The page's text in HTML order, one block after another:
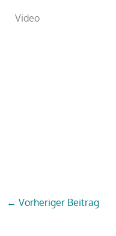
Video
← Vorheriger Beitrag